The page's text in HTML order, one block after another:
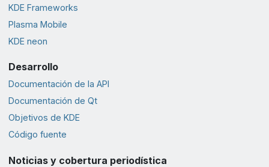
KDE Frameworks
Plasma Mobile
KDE neon
Desarrollo
Documentación de la API
Documentación de Qt
Objetivos de KDE
Código fuente
Noticias y cobertura periodística